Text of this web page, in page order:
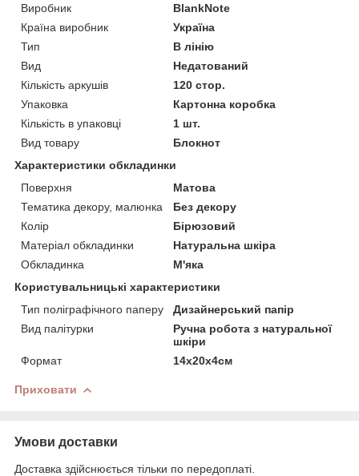
Виробник
BlankNote
Країна виробник
Україна
Тип
В лінію
Вид
Недатований
Кількість аркушів
120 стор.
Упаковка
Картонна коробка
Кількість в упаковці
1 шт.
Вид товару
Блокнот
Характеристики обкладинки
Поверхня
Матова
Тематика декору, малюнка
Без декору
Колір
Бірюзовий
Матеріал обкладинки
Натуральна шкіра
Обкладинка
М'яка
Користувальницькі характеристики
Тип поліграфічного паперу
Дизайнерський папір
Вид палітурки
Ручна робота з натуральної
шкіри
Формат
14х20х4см
Приховати
Умови доставки
Доставка здійснюється тільки по передоплаті.